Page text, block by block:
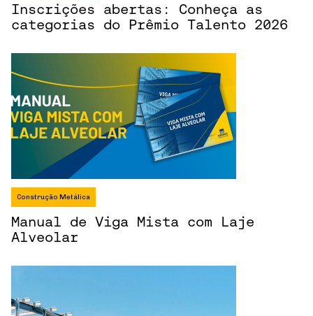
Inscrições abertas: Conheça as
categorias do Prêmio Talento 2026
Construção Metálica
Manual de Viga Mista com Laje
Alveolar